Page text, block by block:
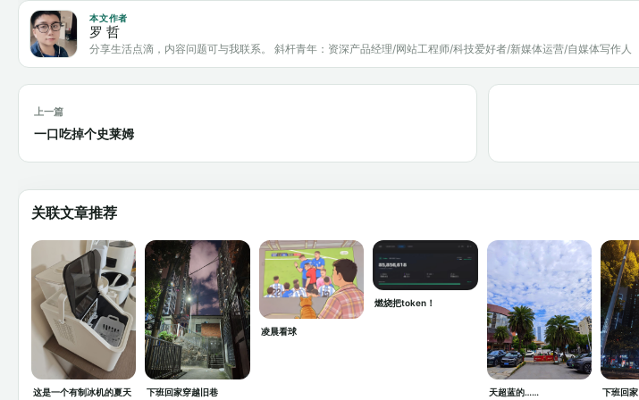
本文作者
罗 哲
分享生活点滴，内容问题可与我联系。 斜杆青年：资深产品经理/网站工程师/科技爱好者/新媒体运营/自媒体写作人
上一篇
一口吃掉个史莱姆
关联文章推荐
这是一个有制冰机的夏天 下班回家穿越旧巷
凌晨看球
燃烧把token！
天超蓝的…… 下班回家